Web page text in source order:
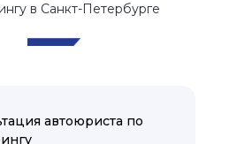
в Санкт-Петербурге
автоюриста по